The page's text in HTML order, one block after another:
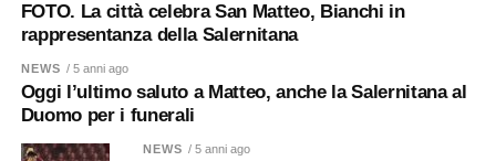
FOTO. La città celebra San Matteo, Bianchi in
rappresentanza della Salernitana
NEWS / 5 anni ago
Oggi l’ultimo saluto a Matteo, anche la Salernitana al
Duomo per i funerali
NEWS / 5 anni ago